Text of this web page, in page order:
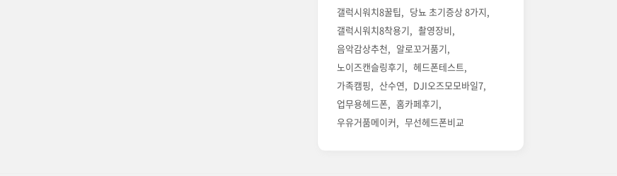
갤럭시워치8꿀팁
당뇨 초기증상 8가지
갤럭시워치8착용기
촬영장비
음악감상추천
알로꼬거품기
노이즈캔슬링후기
헤드폰테스트
가족캠핑
산수연
DJI오즈모모바일7
업무용헤드폰
홈카페후기
우유거품메이커
무선헤드폰비교